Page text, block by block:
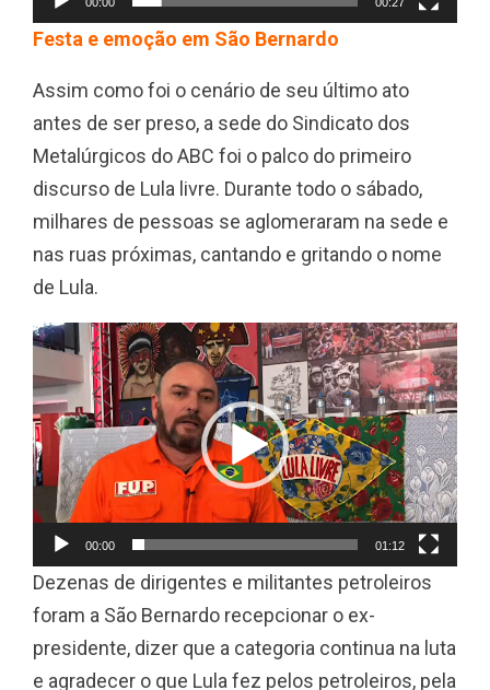
Festa e emoção em São Bernardo
Assim como foi o cenário de seu último ato
antes de ser preso, a sede do Sindicato dos
Metalúrgicos do ABC foi o palco do primeiro
discurso de Lula livre. Durante todo o sábado,
milhares de pessoas se aglomeraram na sede e
nas ruas próximas, cantando e gritando o nome
de Lula.
T
o
c
a
d
d
í
00:00 01:12
Dezenas de dirigentes e militantes petroleiros
foram a São Bernardo recepcionar o ex-
presidente, dizer que a categoria continua na luta
e agradecer o que Lula fez pelos petroleiros, pela